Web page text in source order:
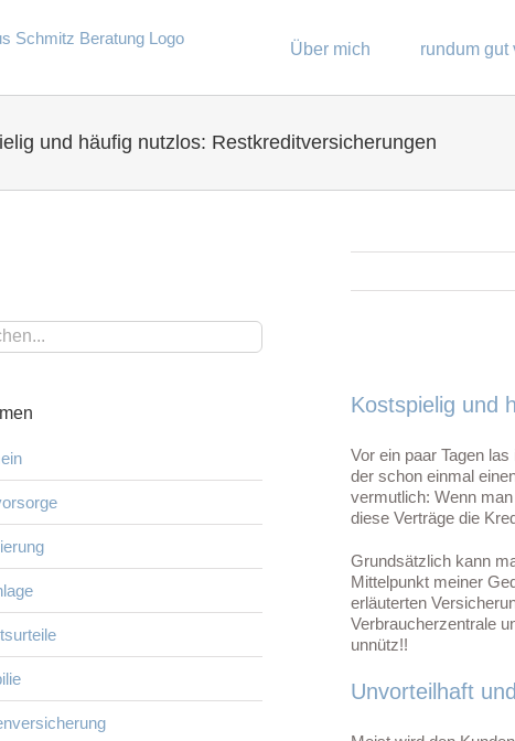
Über mich rundum gut
und häufig nutzlos: Restkreditversicherungen
Bild
Kostspielig und
Vor ein paar Tagen
der schon einmal
vermutlich: Wenn
diese Verträge die
Grundsätzlich kann
Mittelpunkt meiner
erläuterten
Verbraucherzentrale
unnütz!!
Unvorteilhaft